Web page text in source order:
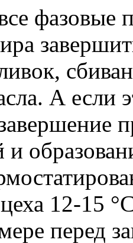
фазовые
А если
12-15
перед